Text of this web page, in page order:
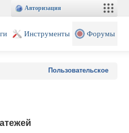
Авторизация
Инструменты Форумы
Пользовательское